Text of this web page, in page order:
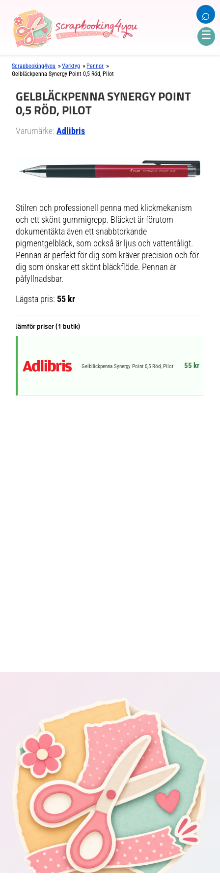
☰
⌕
Scrapbooking4you »Verktyg » Pennor »
Gelbläckpenna Synergy Point 0,5 Röd, Pilot
GELBLÄCKPENNA SYNERGY POINT
0,5 RÖD, PILOT
Varumärke:Adlibris
Stilren och professionell penna med klickmekanism
och ett skönt gummigrepp. Bläcket är förutom
dokumentäkta även ett snabbtorkande
pigmentgelbläck, som också är ljus och vattentåligt.
Pennan är perfekt för dig som kräver precision och för
dig som önskar ett skönt bläckflöde. Pennan är
påfyllnadsbar.
Lägsta pris:55 kr
Jämför priser (1 butik)
Gelbläckpenna Synergy Point 0,5 Röd, Pilot 55 kr